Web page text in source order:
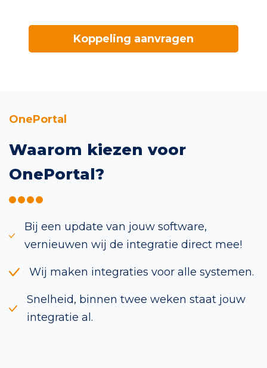
OnePortal
Waarom kiezen voor
OnePortal?
Bij een update van jouw software,
vernieuwen wij de integratie direct mee!
Wij maken integraties voor alle systemen.
Snelheid, binnen twee weken staat jouw
integratie al.